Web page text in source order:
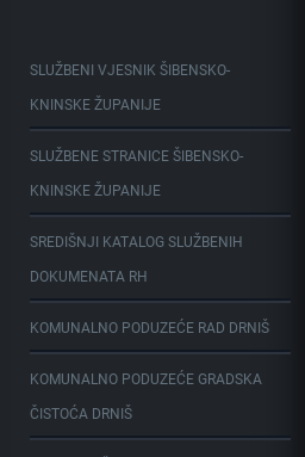
SLUŽBENI VJESNIK ŠIBENSKO-
KNINSKE ŽUPANIJE
SLUŽBENE STRANICE ŠIBENSKO-
KNINSKE ŽUPANIJE
SREDIŠNJI KATALOG SLUŽBENIH
DOKUMENATA RH
KOMUNALNO PODUZEĆE RAD DRNIŠ
KOMUNALNO PODUZEĆE GRADSKA
ČISTOĆA DRNIŠ